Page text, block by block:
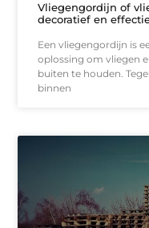
Vliegengordijn of
decoratief en
Een vliegengordijn is
oplossing om vliegen
buiten te houden.
binnen